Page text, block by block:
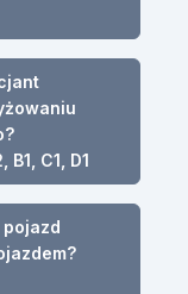
B1, C1, D1